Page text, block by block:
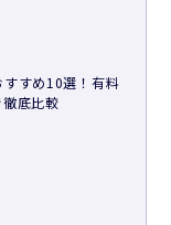
すすめ10選！有料
底比較